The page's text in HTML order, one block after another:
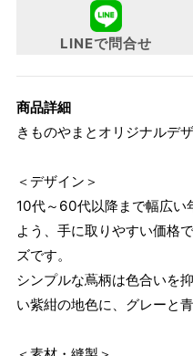
LINEで問合せ
商品詳細
きものやまとオリジナルデ
＜デザイン＞
10代～60代以降まで幅広い
よう、手に取りやすい価格
ズです。
シンプルな蔦柄は色合いを
い紫紺の地色に、グレーと